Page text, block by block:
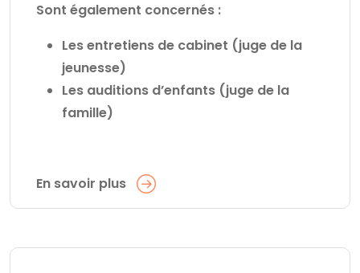
Sont également concernés :
Les entretiens de cabinet (juge de la
jeunesse)
Les auditions d’enfants (juge de la
famille)
En savoir plus